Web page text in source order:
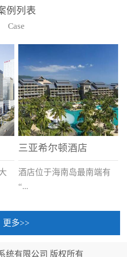
例列表
Case
三亚希尔顿酒店
酒店位于海南岛最南端有
“...
中国的海岛天堂”之美称的
更多>>
统有限公司 版权所有